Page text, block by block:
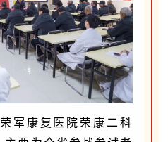
军康复医院荣康二科